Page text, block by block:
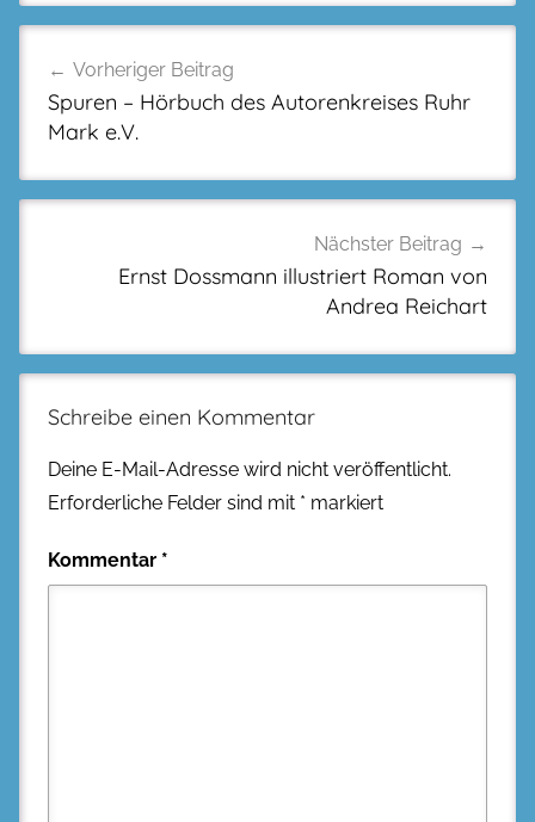
Vorheriger Beitrag
Spuren – Hörbuch des Autorenkreises Ruhr
Mark e.V.
Nächster Beitrag
Ernst Dossmann illustriert Roman von
Andrea Reichart
Schreibe einen Kommentar
Deine E-Mail-Adresse wird nicht veröffentlicht.
Erforderliche Felder sind mit * markiert
Kommentar *